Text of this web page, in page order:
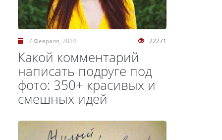
22271
7 Февраля, 2024
Какой комментарий
написать подруге под
фото: 350+ красивых и
смешных идей